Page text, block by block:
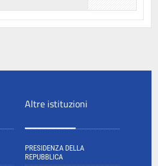
Altre istituzioni
PRESIDENZA DELLA
REPUBBLICA